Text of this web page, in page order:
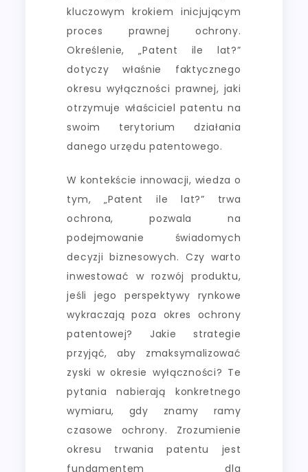
kluczowym krokiem inicjującym
proces prawnej ochrony.
Określenie, „Patent ile lat?”
dotyczy właśnie faktycznego
okresu wyłączności prawnej, jaki
otrzymuje właściciel patentu na
swoim terytorium działania
danego urzędu patentowego.
W kontekście innowacji, wiedza o
tym, „Patent ile lat?” trwa
ochrona, pozwala na
podejmowanie świadomych
decyzji biznesowych. Czy warto
inwestować w rozwój produktu,
jeśli jego perspektywy rynkowe
wykraczają poza okres ochrony
patentowej? Jakie strategie
przyjąć, aby zmaksymalizować
zyski w okresie wyłączności? Te
pytania nabierają konkretnego
wymiaru, gdy znamy ramy
czasowe ochrony. Zrozumienie
okresu trwania patentu jest
fundamentem dla